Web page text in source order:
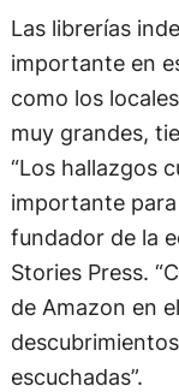
Las librerías
importante en
como los
muy grandes,
“Los hallazgos
importante para
fundador de la
Stories Press.
de Amazon en
escuchadas”.